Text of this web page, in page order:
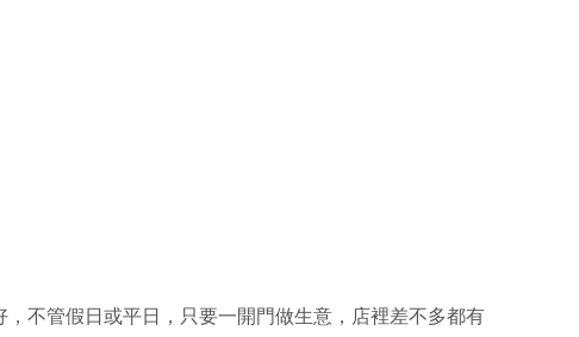
，不管假日或平日，只要一開門做生意，店裡差不多都有